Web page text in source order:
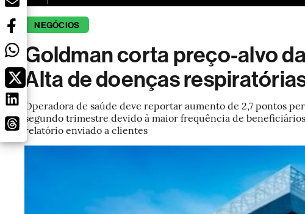
NEGÓCIOS
Goldman corta preço-alvo
Alta de doenças
Operadora de saúde deve reportar aumento de 2,7 pontos
segundo trimestre devido à maior frequência de
relatório enviado a clientes